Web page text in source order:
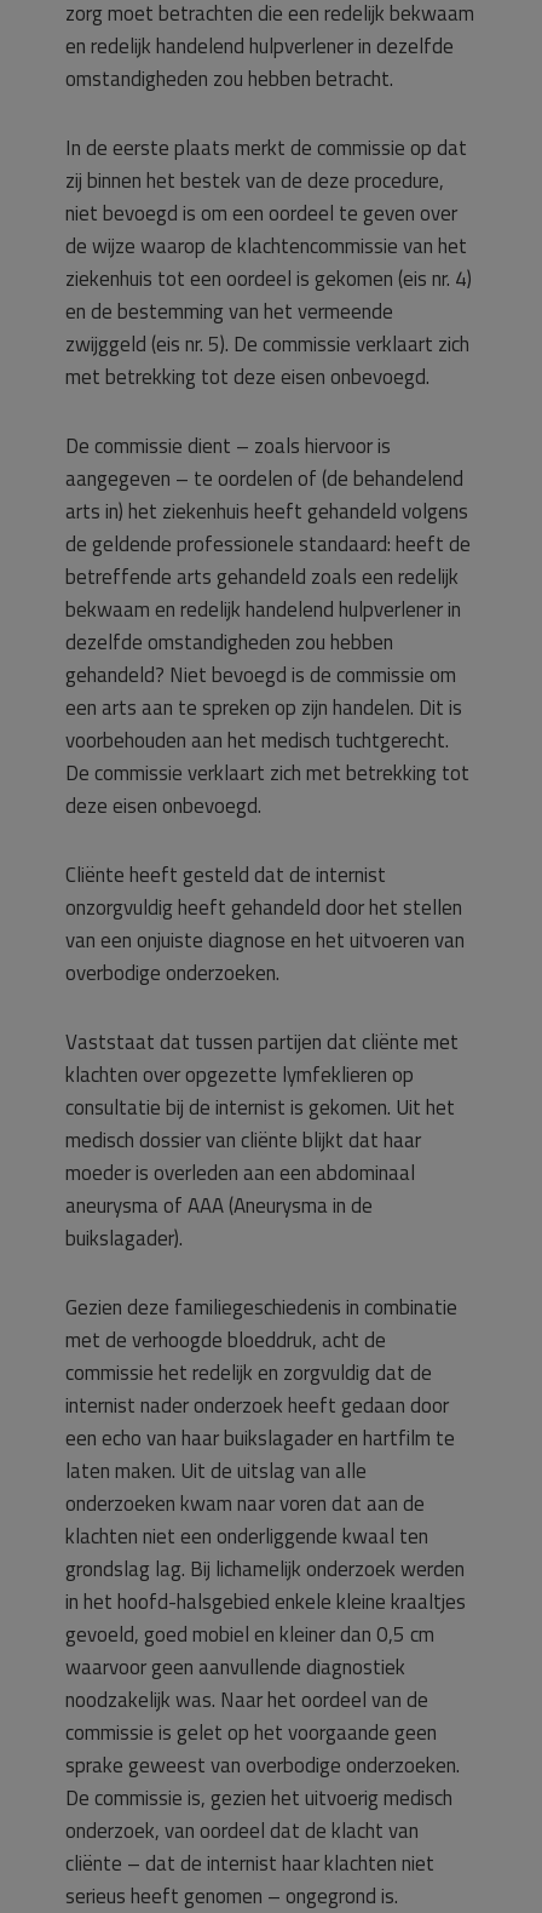
zorg moet betrachten die een redelijk bekwaam
en redelijk handelend hulpverlener in dezelfde
omstandigheden zou hebben betracht.
In de eerste plaats merkt de commissie op dat
zij binnen het bestek van de deze procedure,
niet bevoegd is om een oordeel te geven over
de wijze waarop de klachtencommissie van het
ziekenhuis tot een oordeel is gekomen (eis nr. 4)
en de bestemming van het vermeende
zwijggeld (eis nr. 5). De commissie verklaart zich
met betrekking tot deze eisen onbevoegd.
De commissie dient – zoals hiervoor is
aangegeven – te oordelen of (de behandelend
arts in) het ziekenhuis heeft gehandeld volgens
de geldende professionele standaard: heeft de
betreffende arts gehandeld zoals een redelijk
bekwaam en redelijk handelend hulpverlener in
dezelfde omstandigheden zou hebben
gehandeld? Niet bevoegd is de commissie om
een arts aan te spreken op zijn handelen. Dit is
voorbehouden aan het medisch tuchtgerecht.
De commissie verklaart zich met betrekking tot
deze eisen onbevoegd.
Cliënte heeft gesteld dat de internist
onzorgvuldig heeft gehandeld door het stellen
van een onjuiste diagnose en het uitvoeren van
overbodige onderzoeken.
Vaststaat dat tussen partijen dat cliënte met
klachten over opgezette lymfeklieren op
consultatie bij de internist is gekomen. Uit het
medisch dossier van cliënte blijkt dat haar
moeder is overleden aan een abdominaal
aneurysma of AAA (Aneurysma in de
buikslagader).
Gezien deze familiegeschiedenis in combinatie
met de verhoogde bloeddruk, acht de
commissie het redelijk en zorgvuldig dat de
internist nader onderzoek heeft gedaan door
een echo van haar buikslagader en hartfilm te
laten maken. Uit de uitslag van alle
onderzoeken kwam naar voren dat aan de
klachten niet een onderliggende kwaal ten
grondslag lag. Bij lichamelijk onderzoek werden
in het hoofd-halsgebied enkele kleine kraaltjes
gevoeld, goed mobiel en kleiner dan 0,5 cm
waarvoor geen aanvullende diagnostiek
noodzakelijk was. Naar het oordeel van de
commissie is gelet op het voorgaande geen
sprake geweest van overbodige onderzoeken.
De commissie is, gezien het uitvoerig medisch
onderzoek, van oordeel dat de klacht van
cliënte – dat de internist haar klachten niet
serieus heeft genomen – ongegrond is.